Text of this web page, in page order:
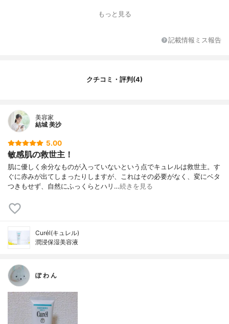
ヘキサデカナミド、ジメチコン、水溶性シ
セリン脂肪酸エステル、BG、N,N-ジメチル
／PEG混合物、L-グルタミン酸、パラベン
もっと見る
記載情報ミス報告
クチコミ・評判(4)
美容家
結城 美沙
5.00
敏感肌の救世主！
肌に優しく余分なものが入っていないという点でキュレルは救世主。す
ぐに赤みが出てしまったりしますが、これはその必要がなく、変にベタ
つきもせず、自然にふっくらとハリ…続きを見る
Curél(キュレル)
潤浸保湿美容液
ぽ わ ん